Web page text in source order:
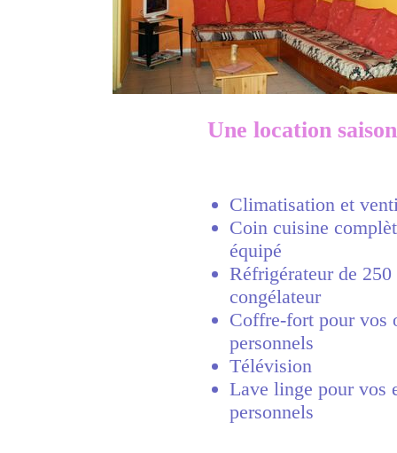
Une location
Climatisation et
Coin cuisine
équipé
Réfrigérateur de 250
congélateur
Coffre-fort pour vos
personnels
Télévision
Lave linge pour vos
personnels